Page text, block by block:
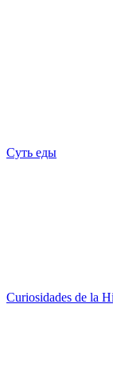
Суть еды
Curiosidades de la